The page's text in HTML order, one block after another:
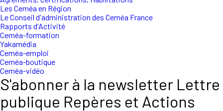
Les Ceméa en Région
Le Conseil d'administration des Ceméa France
Rapports d'Activité
Ceméa-formation
Yakamédia
Ceméa-emploi
Ceméa-boutique
Ceméa-vidéo
S'abonner à la newsletter Lettre
publique Repères et Actions